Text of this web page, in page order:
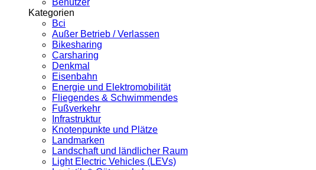
Benutzer
Kategorien
Всі
Außer Betrieb / Verlassen
Bikesharing
Carsharing
Denkmal
Eisenbahn
Energie und Elektromobilität
Fliegendes & Schwimmendes
Fußverkehr
Infrastruktur
Knotenpunkte und Plätze
Landmarken
Landschaft und ländlicher Raum
Light Electric Vehicles (LEVs)